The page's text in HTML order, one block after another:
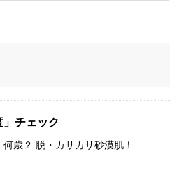
チェック
歳？ 脱・カサカサ砂漠肌！